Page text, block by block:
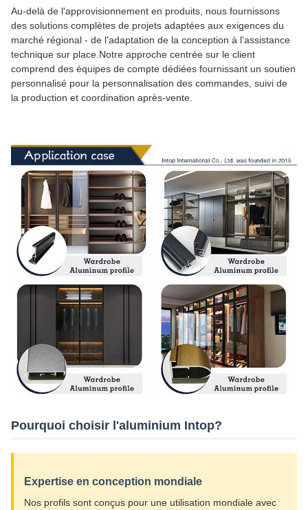
Au-delà de l'approvisionnement en produits, nous fournissons
des solutions complètes de projets adaptées aux exigences du
marché régional - de l'adaptation de la conception à l'assistance
technique sur place.Notre approche centrée sur le client
comprend des équipes de compte dédiées fournissant un soutien
personnalisé pour la personnalisation des commandes, suivi de
la production et coordination après-vente.
Pourquoi choisir l'aluminium Intop?
Expertise en conception mondiale
Nos profils sont conçus pour une utilisation mondiale avec